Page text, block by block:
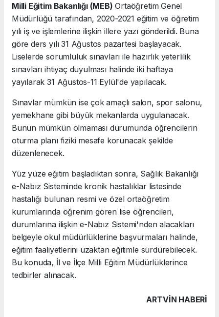
Milli Eğitim Bakanlığı (MEB) Ortaöğretim Genel
Müdürlüğü tarafından, 2020-2021 eğitim ve öğretim
yılı iş ve işlemlerine ilişkin illere yazı gönderildi. Buna
göre ders yılı 31 Ağustos pazartesi başlayacak.
Liselerde sorumluluk sınavları ile hazırlık yeterlilik
sınavları ihtiyaç duyulması halinde iki haftaya
yayılarak 31 Ağustos-11 Eylül'de yapılacak.
Sınavlar mümkün ise çok amaçlı salon, spor salonu,
yemekhane gibi büyük mekanlarda uygulanacak.
Bunun mümkün olmaması durumunda öğrencilerin
oturma planı fiziki mesafe korunacak şekilde
düzenlenecek.
Yüz yüze eğitim başladıktan sonra, Sağlık Bakanlığı
e-Nabız Sisteminde kronik hastalıklar listesinde
hastalığı bulunan resmi ve özel ortaöğretim
kurumlarında öğrenim gören lise öğrencileri,
durumlarına ilişkin e-Nabız Sistemi'nden alacakları
belgeyle okul müdürlüklerine başvurmaları halinde,
eğitim faaliyetlerini uzaktan eğitimle sürdürebilecek.
Bu konuda, İl ve İlçe Milli Eğitim Müdürlüklerince
tedbirler alınacak.
ARTVIN HABERİ